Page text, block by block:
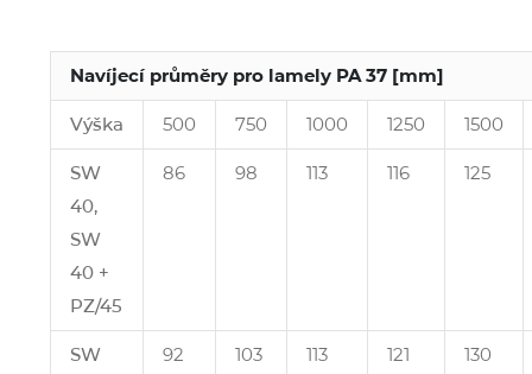
Navíjecí průměry pro lamely PA 37 [mm]
Výška 500 750 1000 1250 1500
SW
40,
SW
40 +
PZ/45
86 98 113 116 125
SW
92 103 113 121 130